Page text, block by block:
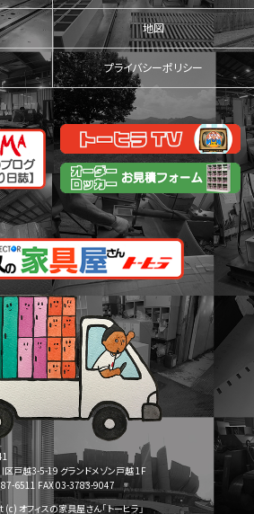
地図
プライバシーポリシー
戸越3-5-19 グランドメゾン戸越 1F
6511 FAX 03-3783-9047
オフィスの家具屋さん「トーヒラ」